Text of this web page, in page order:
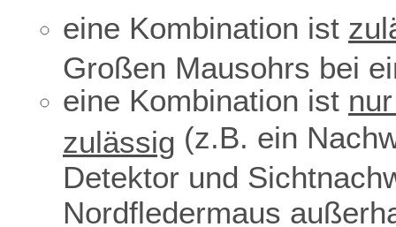
eine Kombination ist
Großen Mausohrs bei
eine Kombination ist
zulässig (z.B. ein
Detektor und
Nordfledermaus